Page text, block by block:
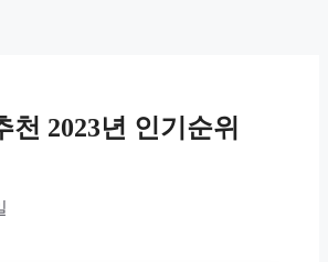
천 2023년 인기순위